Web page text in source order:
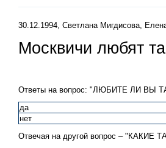
30.12.1994, Светлана Мигдисова,
Москвичи любят
Ответы на вопрос: "ЛЮБИТЕ ЛИ ВЫ
да
нет
Отвечая на другой вопрос –